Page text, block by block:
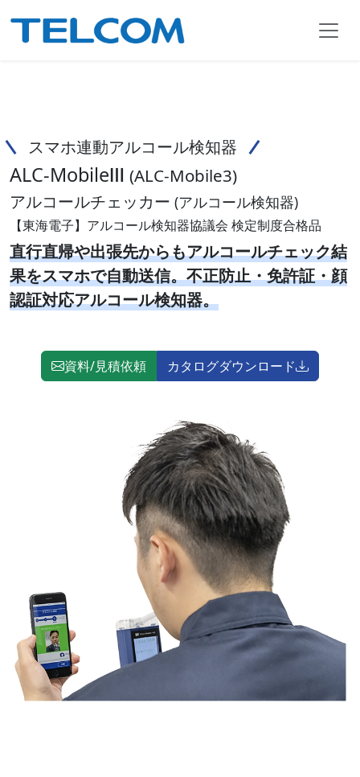
スマホ連動アルコール検知器
ALC-MobileⅢ (ALC-Mobile3)
アルコールチェッカー (アルコール検知器)
【東海電子】アルコール検知器協議会 検定制度合格品
直行直帰や出張先からもアルコールチェック結
果をスマホで自動送信。不正防止・免許証・顔
認証対応アルコール検知器。
資料/見積依頼 カタログダウンロード